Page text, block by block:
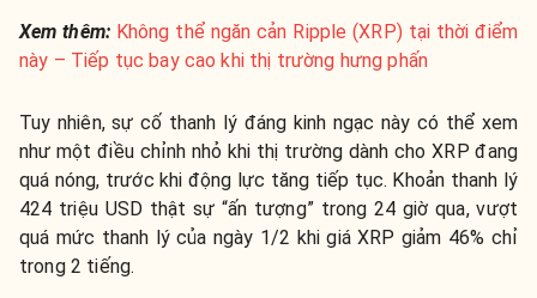
Xem thêm: Không thể ngăn cản Ripple (XRP) tại thời điểm
này – Tiếp tục bay cao khi thị trường hưng phấn
Tuy nhiên, sự cố thanh lý đáng kinh ngạc này có thể xem
như một điều chỉnh nhỏ khi thị trường dành cho XRP đang
quá nóng, trước khi động lực tăng tiếp tục. Khoản thanh lý
424 triệu USD thật sự “ấn tượng” trong 24 giờ qua, vượt
quá mức thanh lý của ngày 1/2 khi giá XRP giảm 46% chỉ
trong 2 tiếng.